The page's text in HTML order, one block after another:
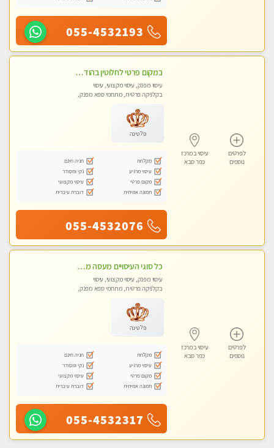
055-4532193
לפרטים
נוספים
עיסוי במרכז
כפר סבא
במקום פרטי לחלוטין בהוד השרון באווירה שקטה ונעימה לחוויה של רוגע מפנק מומלץ מאוד מאוד
עיסוי מפנק, עיסוי מקצועי, עיסוי
בקלניקה פרטית, מתחמי ספא מפנק,
פלטינה
מקלחת
חניה חינם
עיסוי מרגיע
נקי ומסודר
מקום פרטי
עיסוי מקצועי
תמונה אמיתית
דוברת עיברית
055-4532076
לפרטים
נוספים
עיסוי במרכז
כפר סבא
כל סוגי העיסויים מעסה מקצועית ואיכותית פרטי!!!
עיסוי מפנק, עיסוי מקצועי, עיסוי
בקלניקה פרטית, מתחמי ספא מפנק,
פלטינה
מקלחת
חניה חינם
עיסוי מרגיע
נקי ומסודר
מקום פרטי
עיסוי מקצועי
תמונה אמיתית
דוברת עיברית
055-4532317